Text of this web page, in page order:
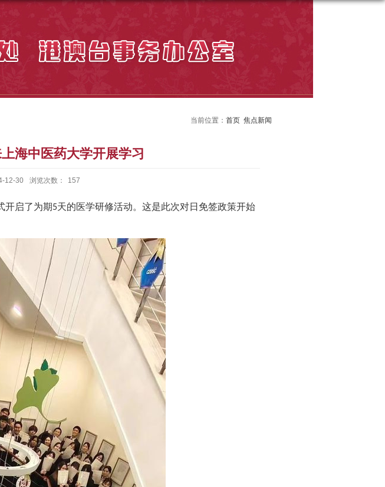
当前位置： 首页 焦点新闻
海中医药大学开展学习
12-30 浏览次数： 157
开启了为期5天的医学研修活动。 这是此次对日免签政策开始